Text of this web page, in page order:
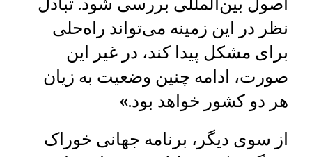
نظر در این زمینه می‌تواند راه‌حلی
برای مشکل پیدا کند، در غیر این
صورت، ادامه چنین وضعیت به زیان
هر دو کشور خواهد بود.»
از سوی دیگر، برنامه جهانی خوراک